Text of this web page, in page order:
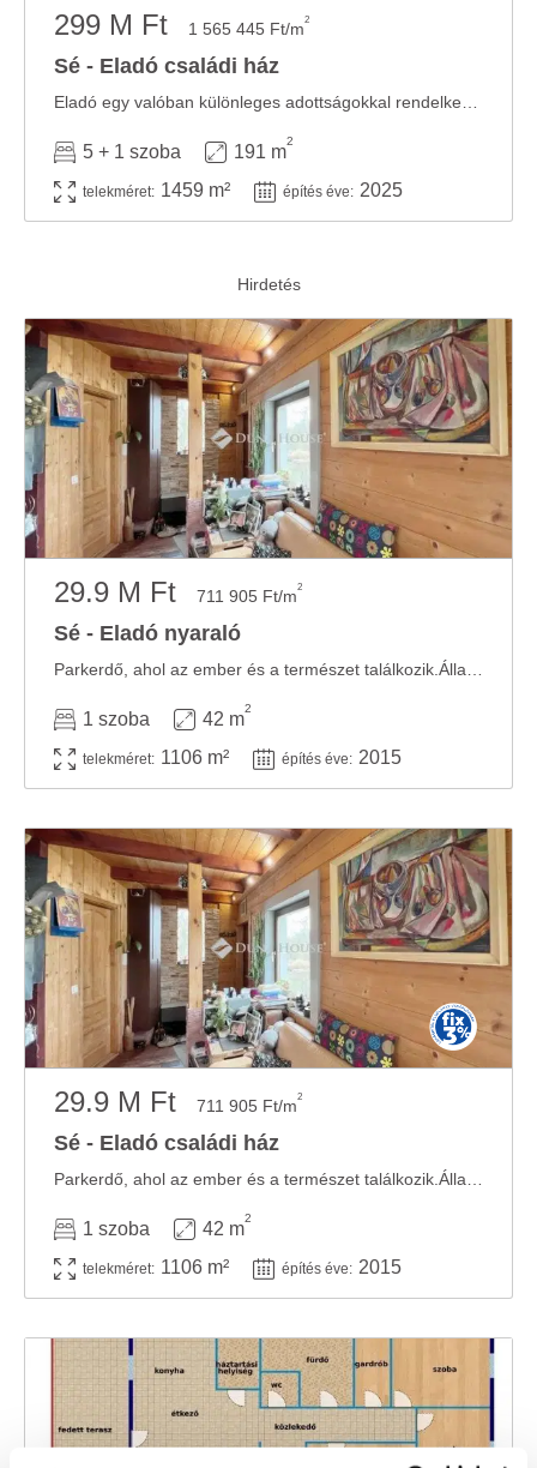
299 M Ft 1 565 445 Ft/m2
Sé - Eladó családi ház
5 + 1 szoba 191 m
2
telekméret: 1459 m² építés éve: 2025
29.9 M Ft 711 905 Ft/m2
Sé - Eladó nyaraló
1 szoba 42 m
2
telekméret: 1106 m² építés éve: 2015
29.9 M Ft 711 905 Ft/m2
Sé - Eladó családi ház
1 szoba 42 m
2
telekméret: 1106 m² építés éve: 2015